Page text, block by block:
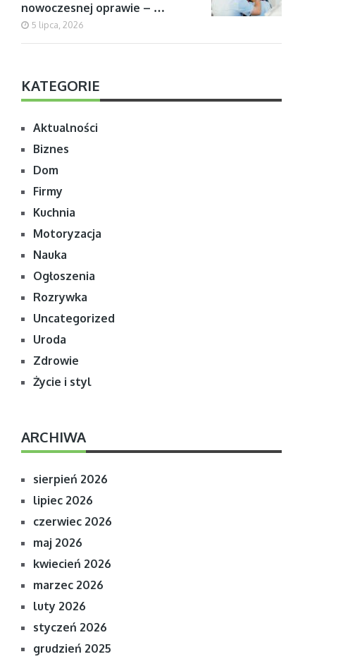
nowoczesnej oprawie – …
5 lipca, 2026
KATEGORIE
Aktualności
Biznes
Dom
Firmy
Kuchnia
Motoryzacja
Nauka
Ogłoszenia
Rozrywka
Uncategorized
Uroda
Zdrowie
Życie i styl
ARCHIWA
sierpień 2026
lipiec 2026
czerwiec 2026
maj 2026
kwiecień 2026
marzec 2026
luty 2026
styczeń 2026
grudzień 2025